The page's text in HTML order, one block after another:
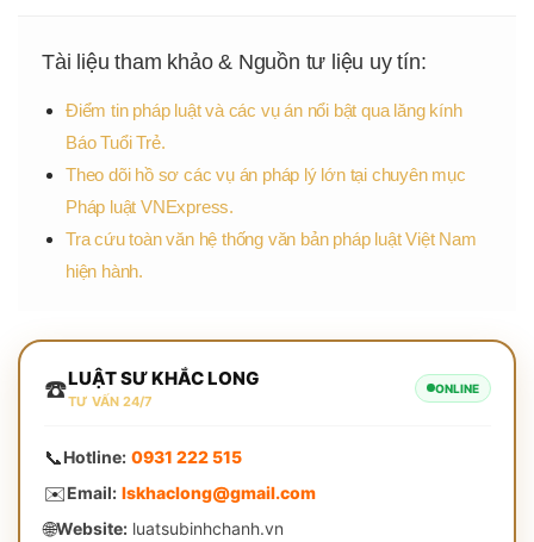
Tài liệu tham khảo & Nguồn tư liệu uy tín:
Điểm tin pháp luật và các vụ án nổi bật qua lăng kính
Báo Tuổi Trẻ.
Theo dõi hồ sơ các vụ án pháp lý lớn tại chuyên mục
Pháp luật VNExpress.
Tra cứu toàn văn hệ thống văn bản pháp luật Việt Nam
hiện hành.
☎️LUẬT SƯ KHẮC LONG
TƯ VẤN 24/7
ONLINE
📞Hotline: 0931 222 515
✉️Email: lskhaclong@gmail.com
🌐Website:luatsubinhchanh.vn